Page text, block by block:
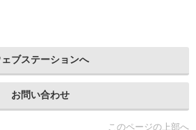
ェブステーションへ
お問い合わせ
このページの上部へ